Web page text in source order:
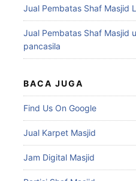
Jual Pembatas Shaf Masjid
Jual Pembatas Shaf Masjid
pancasila
BACA JUGA
Find Us On Google
Jual Karpet Masjid
Jam Digital Masjid